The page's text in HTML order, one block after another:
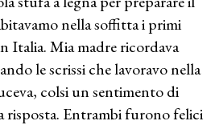
nella soffitta i primi
Italia. Mia madre ricordava
le scrissi che lavoravo nella
colsi un sentimento di
risposta. Entrambi furono felici